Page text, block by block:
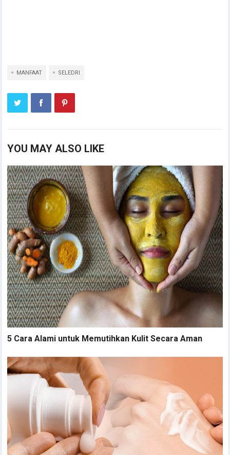
MANFAAT SELEDRI
YOU MAY ALSO LIKE
5 Cara Alami untuk Memutihkan Kulit Secara Aman